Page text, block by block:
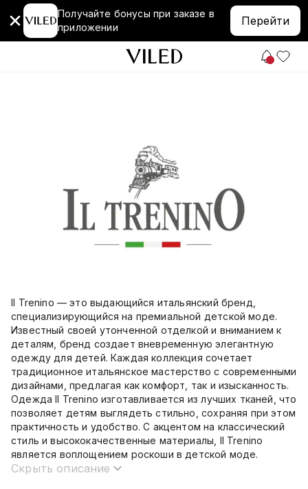
Получайте бонусы при заказе в
приложении
Перейти
Il Trenino — это выдающийся итальянский бренд,
специализирующийся на премиальной детской моде.
Известный своей утонченной отделкой и вниманием к
деталям, бренд создает вневременную элегантную
одежду для детей. Каждая коллекция сочетает
традиционное итальянское мастерство с современными
дизайнами, предлагая как комфорт, так и изысканность.
Одежда Il Trenino изготавливается из лучших тканей, что
позволяет детям выглядеть стильно, сохраняя при этом
практичность и удобство. С акцентом на классический
стиль и высококачественные материалы, Il Trenino
является воплощением роскоши в детской моде.
Скрыть описание